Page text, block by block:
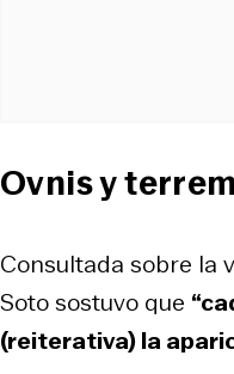
Ovnis y
Consultada sobre la
Soto sostuvo que
(reiterativa) la